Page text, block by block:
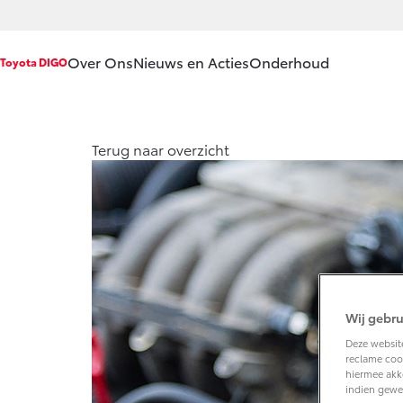
Toyota DIGOOver Ons
Ons bedrijf
Vacatures
Klantbeoordelingen
Contact en
Route
Nieuws en ActiesOnderhoud
Werkplaatsafspraak
Onderhoud op
APK
Aircoservice
Vakantiecheck
Hybride
Toyota
Toyota Service
(SIL)
Terug naar overzicht
Wij
Deze
reclame
hiermee
indien